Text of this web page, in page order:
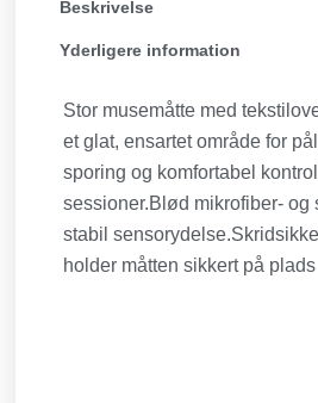
Beskrivelse
Yderligere information
Stor musemåtte med
et glat, ensartet område for
sporing og komfortabel
sessioner.Blød mikrofiber- og
stabil
holder måtten sikkert på plads